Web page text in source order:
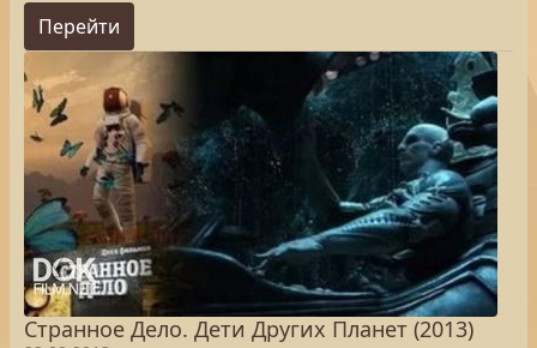
Перейти
Странное Дело. Дети Других Планет (2013)